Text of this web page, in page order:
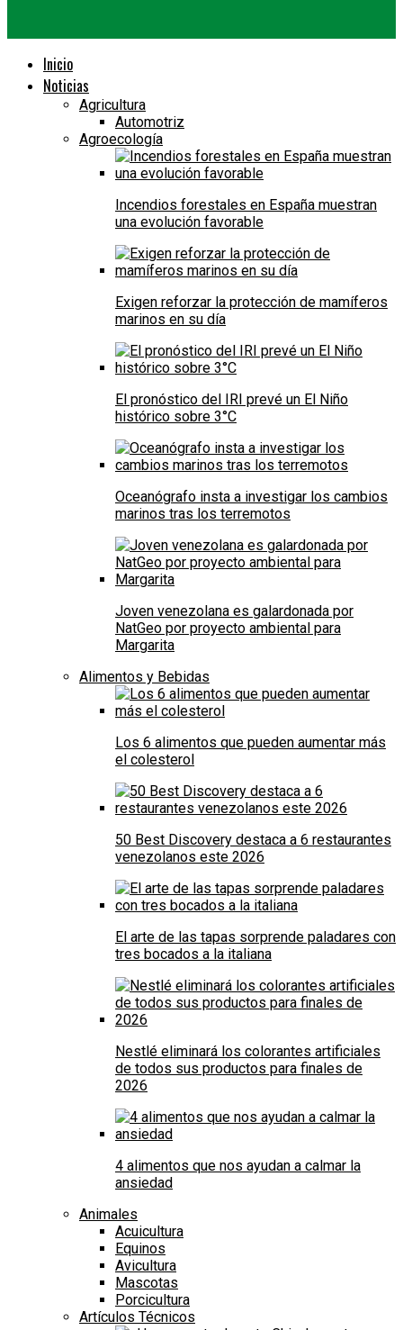
Inicio
Noticias
Agricultura
Automotriz
Agroecología
Incendios forestales en España muestran
una evolución favorable
Exigen reforzar la protección de mamíferos
marinos en su día
El pronóstico del IRI prevé un El Niño
histórico sobre 3°C
Oceanógrafo insta a investigar los cambios
marinos tras los terremotos
Joven venezolana es galardonada por
NatGeo por proyecto ambiental para
Margarita
Alimentos y Bebidas
Los 6 alimentos que pueden aumentar más
el colesterol
50 Best Discovery destaca a 6 restaurantes
venezolanos este 2026
El arte de las tapas sorprende paladares con
tres bocados a la italiana
Nestlé eliminará los colorantes artificiales
de todos sus productos para finales de
2026
4 alimentos que nos ayudan a calmar la
ansiedad
Animales
Acuicultura
Equinos
Avicultura
Mascotas
Porcicultura
Artículos Técnicos